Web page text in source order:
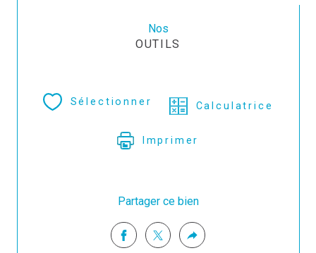
Nos
OUTILS
Sélectionner Calculatrice
Imprimer
Partager ce bien